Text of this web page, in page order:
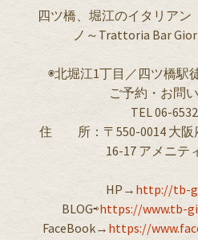
四ツ橋、堀江のイタリアン
ノ～Trattoria Bar
◉北堀江1丁目／四ツ橋駅
ご予約・お問
TEL 06-
住 所：〒550-0014 大阪
16-17 アメニテ
HP→ http://tb-
BLOG⇨https://www.tb-
FaceBook→ https://